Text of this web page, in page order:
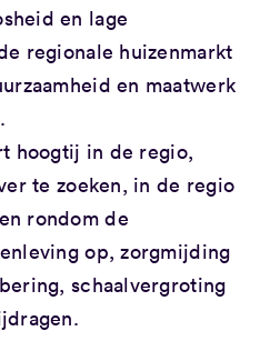
en lage
regionale huizenmarkt
en maatwerk
hoogtij in de regio,
te zoeken, in de regio
rondom de
op, zorgmijding
schaalvergroting